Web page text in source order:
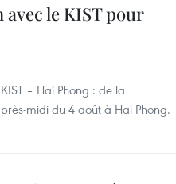
le KIST pour
– Hai Phong : de la
midi du 4 août à Hai Phong.